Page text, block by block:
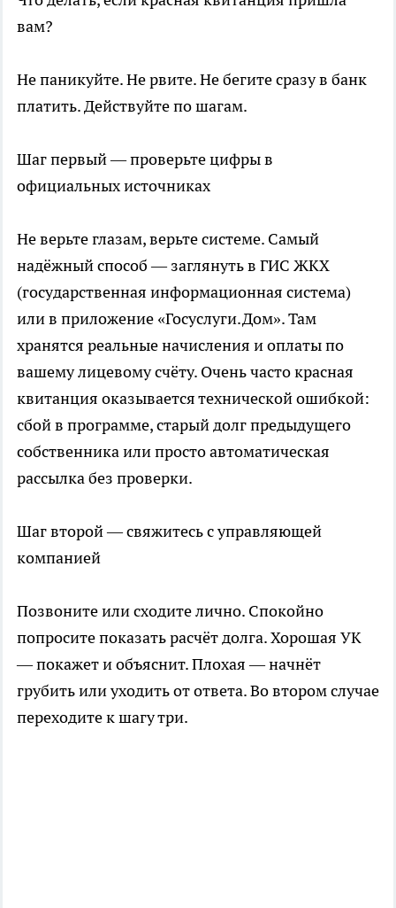
вам?
Не паникуйте. Не рвите. Не бегите сразу в банк
платить. Действуйте по шагам.
Шаг первый — проверьте цифры в
официальных источниках
Не верьте глазам, верьте системе. Самый
надёжный способ — заглянуть в ГИС ЖКХ
(государственная информационная система)
или в приложение «Госуслуги.Дом». Там
хранятся реальные начисления и оплаты по
вашему лицевому счёту. Очень часто красная
квитанция оказывается технической ошибкой:
сбой в программе, старый долг предыдущего
собственника или просто автоматическая
рассылка без проверки.
Шаг второй — свяжитесь с управляющей
компанией
Позвоните или сходите лично. Спокойно
попросите показать расчёт долга. Хорошая УК
— покажет и объяснит. Плохая — начнёт
грубить или уходить от ответа. Во втором случае
переходите к шагу три.